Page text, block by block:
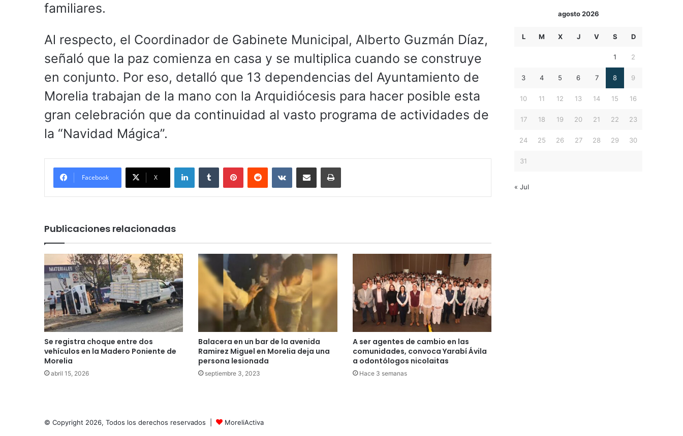
familiares.
Al respecto, el Coordinador de Gabinete Municipal, Alberto Guzmán Díaz,
señaló que la paz comienza en casa y se multiplica cuando se construye
en conjunto. Por eso, detalló que 13 dependencias del Ayuntamiento de
Morelia trabajan de la mano con la Arquidiócesis para hacer posible esta
gran celebración que da continuidad al vasto programa de actividades de
la “Navidad Mágica”.
Facebook X
LinkedInTumblr PinterestReddit VKontakteCompartir por correo electrónicoImprimir
Publicaciones relacionadas
Se registra choque entre dos
vehículos en la Madero Poniente de
Morelia
abril 15, 2026
Balacera en un bar de la avenida
Ramirez Miguel en Morelia deja una
persona lesionada
septiembre 3, 2023
A ser agentes de cambio en las
comunidades, convoca Yarabí Ávila
a odontólogos nicolaitas
Hace 3 semanas
agosto 2026
L M X J V S D
1 2
3 4 5 6 7 8 9
10 11 12 13 14 15 16
17 18 19 20 21 22 23
24 25 26 27 28 29 30
31
« Jul
© Copyright 2026, Todos los derechos reservados | MoreliActiva